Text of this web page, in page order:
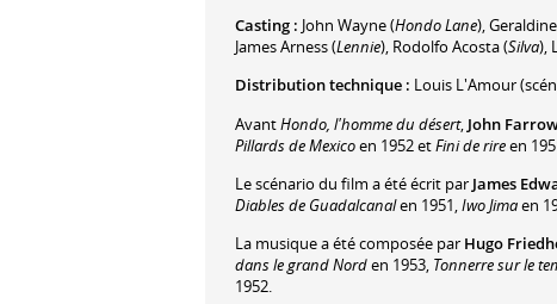
Casting : John Wayne(Hondo Lane),
James Arness(Lennie), Rodolfo Acosta(Silva),
Distribution technique : Louis L'Amour
AvantHondo, l'homme du désert, John
Pillards de Mexicoen 1952 etFini de rireen
Le scénario du film a été écrit par James
Diables de Guadalcanalen 1951,Iwo Jimaen
La musique a été composée par Hugo
dans le grand Norden 1953, Tonnerre sur le
1952.